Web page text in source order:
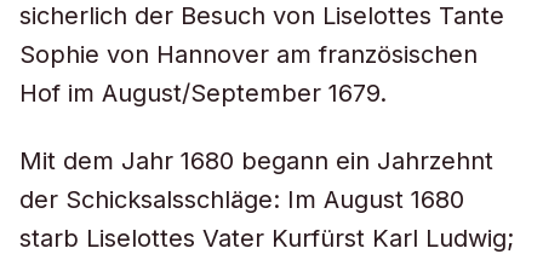
sicherlich der Besuch von Liselottes Tante
Sophie von Hannover am französischen
Hof im August/September 1679.
Mit dem Jahr 1680 begann ein Jahrzehnt
der Schicksalsschläge: Im August 1680
starb Liselottes Vater Kurfürst Karl Ludwig;